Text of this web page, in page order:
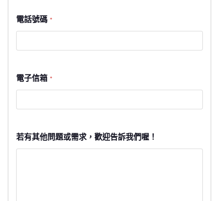
電話號碼 *
電子信箱 *
若有其他問題或需求，歡迎告訴我們喔！